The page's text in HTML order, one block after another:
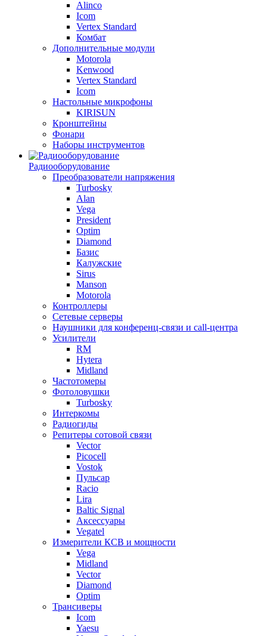
Alinco
Icom
Vertex Standard
Комбат
Дополнительные модули
Motorola
Kenwood
Vertex Standard
Icom
Настольные микрофоны
KIRISUN
Кронштейны
Фонари
Наборы инструментов
Радиооборудование
Преобразователи напряжения
Turbosky
Alan
Vega
President
Optim
Diamond
Базис
Калужские
Sirus
Manson
Motorola
Контроллеры
Сетевые серверы
Наушники для конференц-связи и call-центра
Усилители
RM
Hytera
Midland
Частотомеры
Фотоловушки
Turbosky
Интеркомы
Радиогиды
Репитеры сотовой связи
Vector
Picocell
Vostok
Пульсар
Racio
Lira
Baltic Signal
Аксессуары
Vegatel
Измерители КСВ и мощности
Vega
Midland
Vector
Diamond
Optim
Трансиверы
Icom
Yaesu